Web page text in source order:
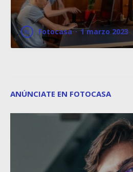
Fotocasa · 1 marzo 2023
ANÚNCIATE EN FOTOCASA